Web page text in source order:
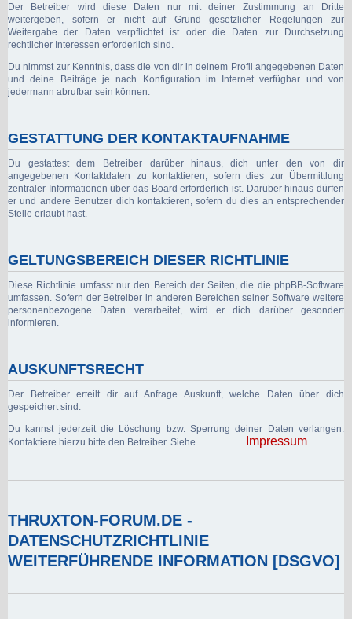
Der Betreiber wird diese Daten nur mit deiner Zustimmung an Dritte
weitergeben, sofern er nicht auf Grund gesetzlicher Regelungen zur
Weitergabe der Daten verpflichtet ist oder die Daten zur Durchsetzung
rechtlicher Interessen erforderlich sind.
Du nimmst zur Kenntnis, dass die von dir in deinem Profil angegebenen Daten
und deine Beiträge je nach Konfiguration im Internet verfügbar und von
jedermann abrufbar sein können.
GESTATTUNG DER KONTAKTAUFNAHME
Du gestattest dem Betreiber darüber hinaus, dich unter den von dir
angegebenen Kontaktdaten zu kontaktieren, sofern dies zur Übermittlung
zentraler Informationen über das Board erforderlich ist. Darüber hinaus dürfen
er und andere Benutzer dich kontaktieren, sofern du dies an entsprechender
Stelle erlaubt hast.
GELTUNGSBEREICH DIESER RICHTLINIE
Diese Richtlinie umfasst nur den Bereich der Seiten, die die phpBB-Software
umfassen. Sofern der Betreiber in anderen Bereichen seiner Software weitere
personenbezogene Daten verarbeitet, wird er dich darüber gesondert
informieren.
AUSKUNFTSRECHT
Der Betreiber erteilt dir auf Anfrage Auskunft, welche Daten über dich
gespeichert sind.
Du kannst jederzeit die Löschung bzw. Sperrung deiner Daten verlangen.
Kontaktiere hierzu bitte den Betreiber. Siehe
Impressum
THRUXTON-FORUM.DE -
DATENSCHUTZRICHTLINIE
WEITERFÜHRENDE INFORMATION [DSGVO]